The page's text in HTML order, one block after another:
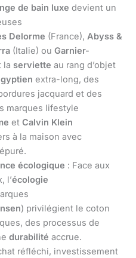
de bain luxe devient un
Delorme (France), Abyss &
(Italie) ou Garnier-
la serviette au rang d’objet
extra-long, des
jacquard et des
marques lifestyle
et Calvin Klein
à la maison avec
écologique : Face aux
l’écologie
) privilégient le coton
des processus de
durabilité accrue.
réfléchi, investissement